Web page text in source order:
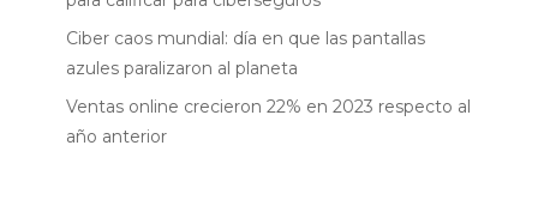
Ciber caos mundial: día en que las pantallas
azules paralizaron al planeta
Ventas online crecieron 22% en 2023 respecto al
año anterior